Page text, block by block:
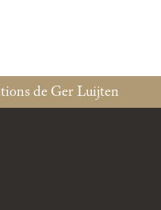
fondationcustodia.fr/
de Ger Luijten